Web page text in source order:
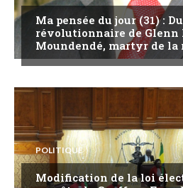
Ma pensée du jour (31) :
révolutionnaire de Glenn
Moundendé, martyr de la
POLITIQUE
Modification de la loi